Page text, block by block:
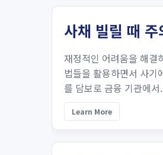
사채 빌릴 때
재정적인 어려움을 해결
법들을 활용하면서 사
를 담보로 금융 기관에서
Learn More